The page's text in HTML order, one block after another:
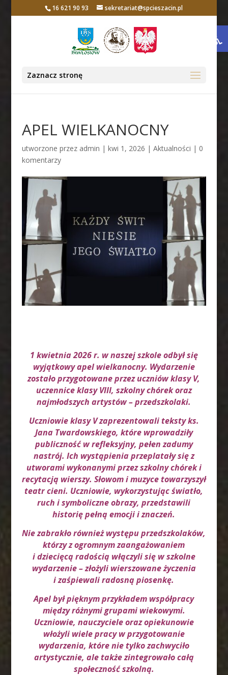
16 621 90 93 sekretariat@spcieszacin.pl
Zaznacz stronę
APEL WIELKANOCNY
utworzone przez admin | kwi 1, 2026 | Aktualności | 0
komentarzy
1 kwietnia 2026 r. w naszej szkole odbył się
wyjątkowy apel wielkanocny. Wydarzenie
zostało przygotowane przez uczniów klasy V,
uczennice klasy VIII, szkolny chórek oraz
najmłodszych artystów – przedszkolaki.
Uczniowie klasy V zaprezentowali teksty ks.
Jana Twardowskiego, które wprowadziły
publiczność w refleksyjny, pełen zadumy
nastrój. Ich wystąpienia przeplatały się z
utworami wykonanymi przez szkolny chórek i
recytacją wierszy. Słowom i muzyce towarzyszył
teatr cieni. Uczniowie, wykorzystując światło,
ruch i symboliczne obrazy, przedstawili
historię pełną emocji i znaczeń.
Nie zabrakło również występu przedszkolaków,
którzy z ogromnym zaangażowaniem
i dziecięcą radością włączyli się w szkolne
wydarzenie – złożyli wierszowane życzenia
i zaśpiewali radosną piosenkę.
Apel był pięknym przykładem współpracy
między różnymi grupami wiekowymi.
Uczniowie, nauczyciele oraz opiekunowie
włożyli wiele pracy w przygotowanie
wydarzenia, które nie tylko zachwyciło
artystycznie, ale także zintegrowało całą
społeczność szkolną.